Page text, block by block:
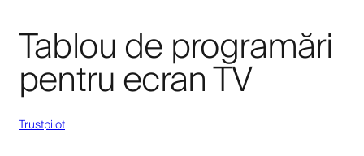
Tablou de programări
pentru ecran TV
Trustpilot